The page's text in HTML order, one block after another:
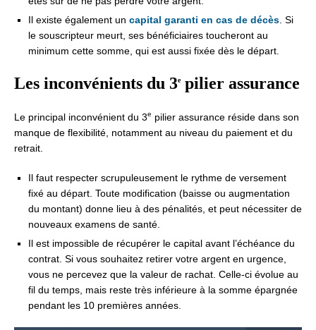
Il existe également un capital garanti en cas de décès . Si
le souscripteur meurt, ses bénéficiaires toucheront au
minimum cette somme, qui est aussi fixée dès le départ.
Les inconvénients du 3epilier assurance
Le principal inconvénient du 3e pilier assurance réside dans son
manque de flexibilité, notamment au niveau du paiement et du
retrait.
Il faut respecter scrupuleusement le rythme de versement
fixé au départ. Toute modification (baisse ou augmentation
du montant) donne lieu à des pénalités, et peut nécessiter de
nouveaux examens de santé.
Il est impossible de récupérer le capital avant l’échéance du
contrat. Si vous souhaitez retirer votre argent en urgence,
vous ne percevez que la valeur de rachat. Celle-ci évolue au
fil du temps, mais reste très inférieure à la somme épargnée
pendant les 10 premières années.